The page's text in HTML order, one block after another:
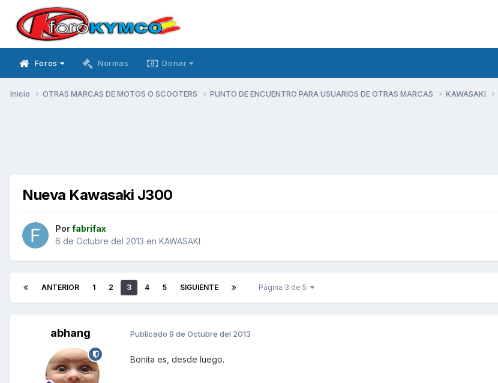
Foros Normas Donar
Inicio OTRAS MARCAS DE MOTOS O SCOOTERS PUNTO DE ENCUENTRO PARA USUARIOS DE OTRAS MARCAS KAWASAKI
Nueva Kawasaki J300
Porfabrifax
6 de Octubre del 2013 en KAWASAKI
ANTERIOR 1 2 3 4 5 SIGUIENTE Página 3 de 5
abhang Publicado 9 de Octubre del 2013
Bonita es, desde luego.